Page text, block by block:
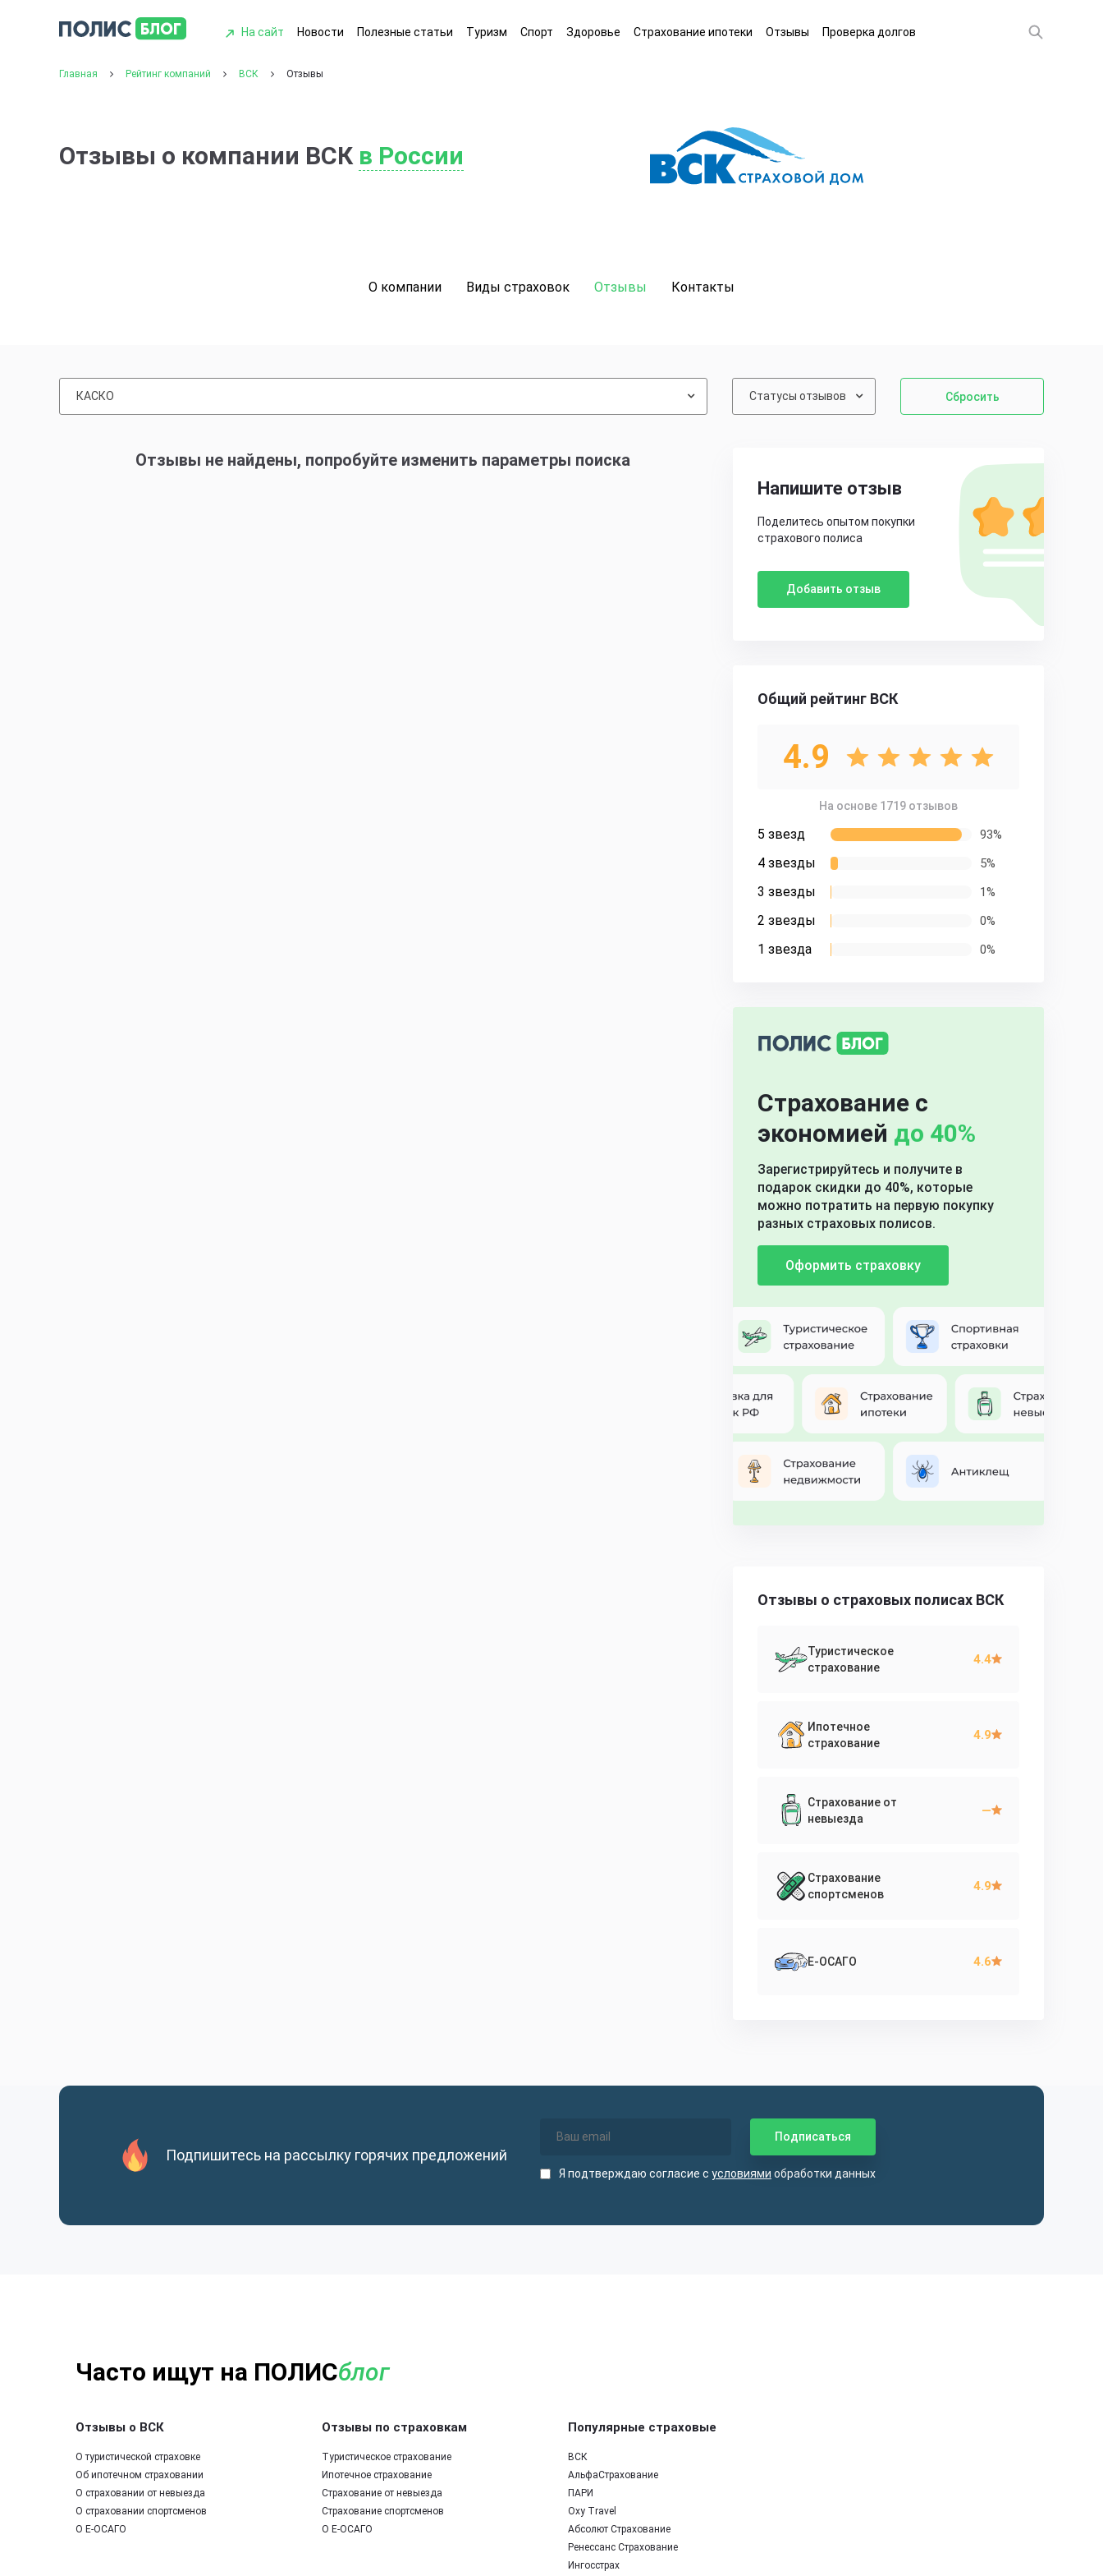
На сайт Новости Полезные статьи Туризм Спорт Здоровье Страхование ипотеки Отзывы Проверка долгов
Главная Рейтинг компаний ВСК Отзывы
Отзывы о компании ВСК в России
О компании Виды страховок Отзывы Контакты
КАСКО Статусы отзывов Сбросить
Отзывы не найдены, попробуйте изменить параметры поиска
Напишите отзыв
Поделитесь опытом покупки
страхового полиса
Добавить отзыв
Общий рейтинг ВСК
4.9
На основе 1719 отзывов
5 звезд 93%
4 звезды 5%
3 звезды 1%
2 звезды 0%
1 звезда 0%
Страхование с
экономией до 40%
Зарегистрируйтесь и получите в
подарок скидки до 40%, которые
можно потратить на первую покупку
разных страховых полисов.
Оформить страховку
Отзывы о страховых полисах ВСК
Туристическое
страхование
4.4
Ипотечное
страхование
4.9
Страхование от
невыезда
—
Страхование
спортсменов
4.9
Е-ОСАГО 4.6
Подпишитесь на рассылку горячих предложений
Я подтверждаю согласие с условиями обработки данных
Часто ищут на ПОЛИСблог
Отзывы о ВСК
О туристической страховке
Об ипотечном страховании
О страховании от невыезда
О страховании спортсменов
О Е-ОСАГО
Отзывы по страховкам
Туристическое страхование
Ипотечное страхование
Страхование от невыезда
Страхование спортсменов
О Е-ОСАГО
Популярные страховые
ВСК
АльфаСтрахование
ПАРИ
Oxy Travel
Абсолют Страхование
Ренессанс Страхование
Ингосстрах